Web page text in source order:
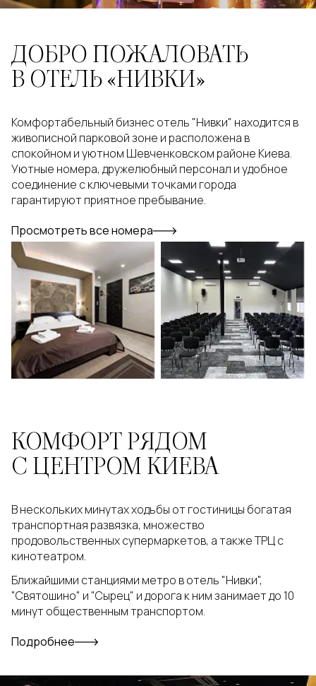
ДОБРО ПОЖАЛОВАТЬ
В ОТЕЛЬ «НИВКИ»
Комфортабельный бизнес отель "Нивки" находится в
живописной парковой зоне и расположена в
спокойном и уютном Шевченковском районе Киева.
Уютные номера, дружелюбный персонал и удобное
соединение с ключевыми точками города
гарантируют приятное пребывание.
Просмотреть все номера
КОМФОРТ РЯДОМ
С ЦЕНТРОМ КИЕВА
В нескольких минутах ходьбы от гостиницы богатая
транспортная развязка, множество
продовольственных супермаркетов, а также ТРЦ с
кинотеатром.
Ближайшими станциями метро в отель "Нивки",
"Святошино" и "Сырец" и дорога к ним занимает до 10
минут общественным транспортом.
Подробнее